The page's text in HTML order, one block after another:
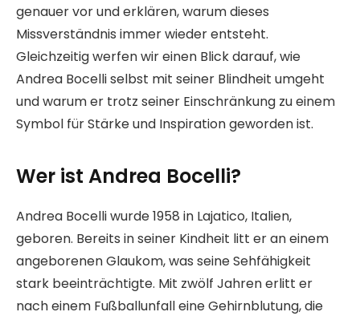
genauer vor und erklären, warum dieses
Missverständnis immer wieder entsteht.
Gleichzeitig werfen wir einen Blick darauf, wie
Andrea Bocelli selbst mit seiner Blindheit umgeht
und warum er trotz seiner Einschränkung zu einem
Symbol für Stärke und Inspiration geworden ist.
Wer ist Andrea Bocelli?
Andrea Bocelli wurde 1958 in Lajatico, Italien,
geboren. Bereits in seiner Kindheit litt er an einem
angeborenen Glaukom, was seine Sehfähigkeit
stark beeinträchtigte. Mit zwölf Jahren erlitt er
nach einem Fußballunfall eine Gehirnblutung, die